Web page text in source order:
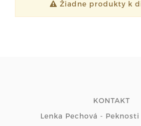
Žiadne produkty k
KONTAKT
Lenka Pechová -